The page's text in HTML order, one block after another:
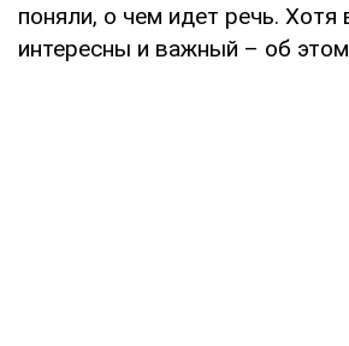
поняли, о чем идет речь. Хотя
интересны и важный – об